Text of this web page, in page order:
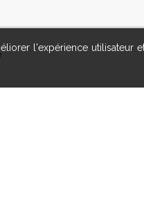
l'expérience